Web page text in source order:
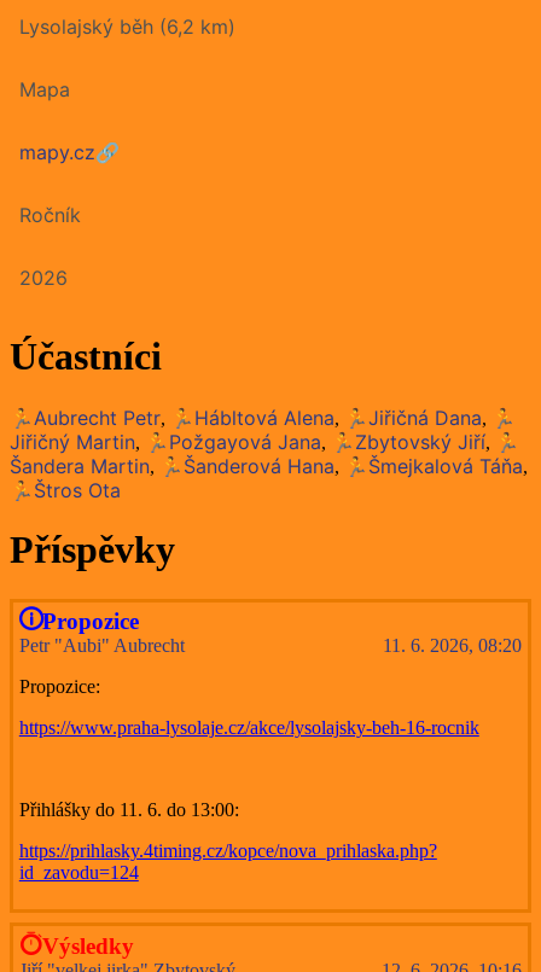
Lysolajský běh (6,2 km)
Mapa
mapy.cz🔗
Ročník
2026
Účastníci
🏃Aubrecht Petr, 🏃Hábltová Alena, 🏃Jiřičná Dana, 🏃
Jiřičný Martin, 🏃Požgayová Jana, 🏃Zbytovský Jiří, 🏃
Šandera Martin, 🏃Šanderová Hana, 🏃Šmejkalová Táňa,
🏃Štros Ota
Příspěvky
Propozice
Petr "Aubi" Aubrecht
11. 6. 2026, 08:20
Propozice:
https://www.praha-lysolaje.cz/akce/lysolajsky-beh-16-rocnik
Přihlášky do 11. 6. do 13:00:
https://prihlasky.4timing.cz/kopce/nova_prihlaska.php?
id_zavodu=124
Výsledky